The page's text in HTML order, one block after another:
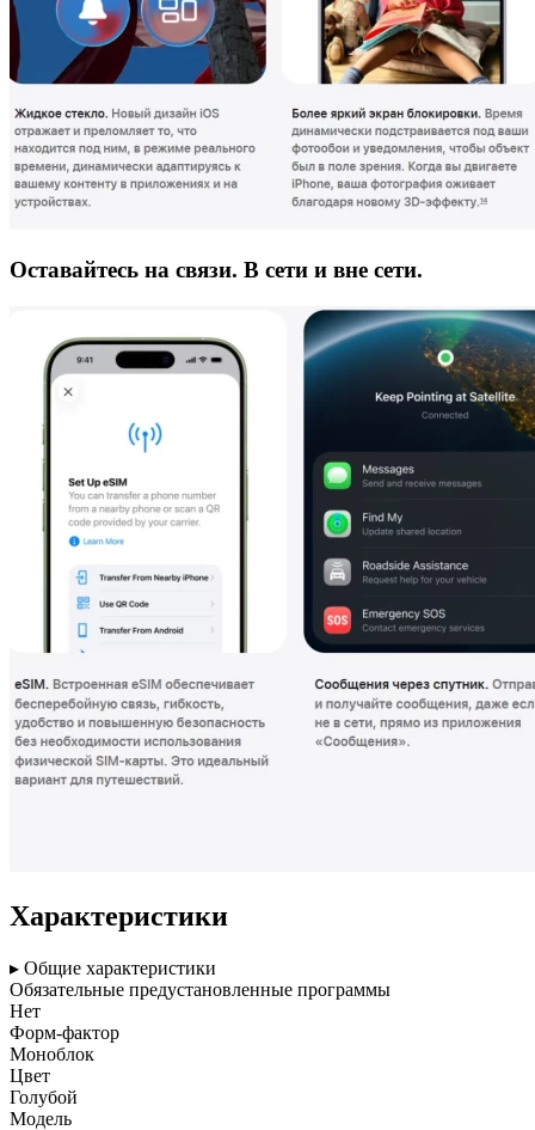
Оставайтесь на связи. В сети и вне сети.
Характеристики
▸ Общие характеристики
Обязательные предустановленные программы
Нет
Форм-фактор
Моноблок
Цвет
Голубой
Модель